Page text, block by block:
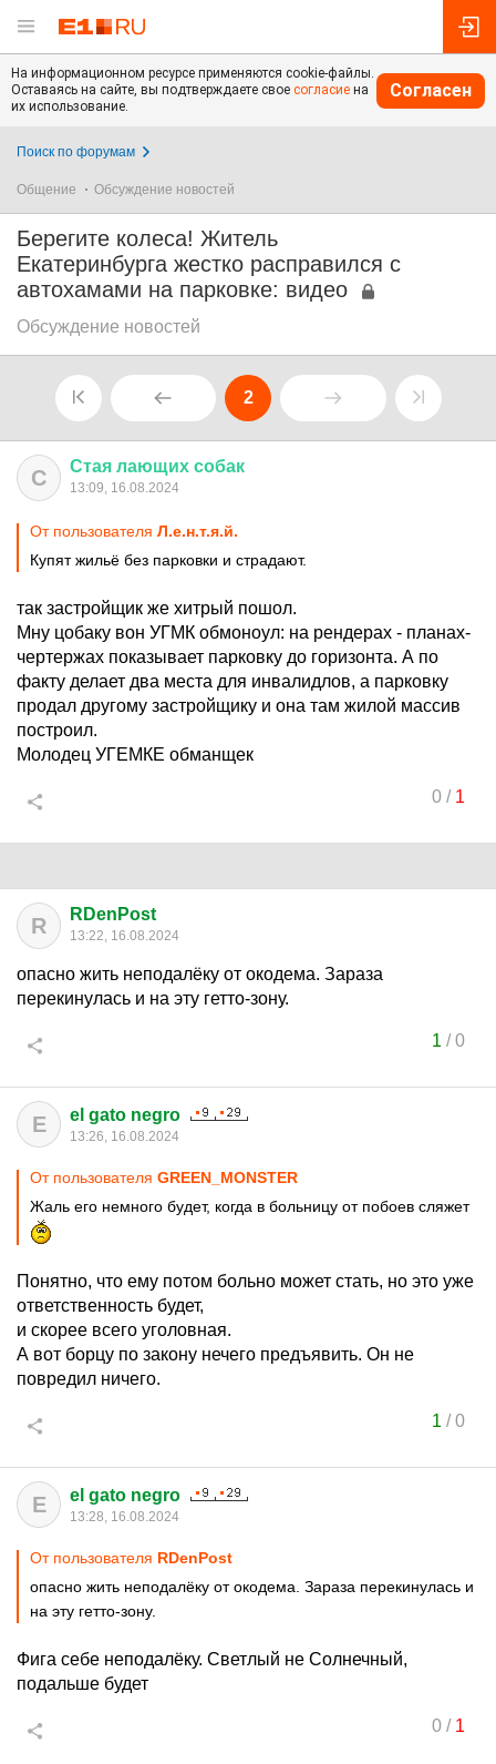
На информационном ресурсе применяются cookie-файлы.
Оставаясь на сайте, вы подтверждаете свое согласие на
их использование.
Согласен
Поиск по форумам
Общение Обсуждение новостей
Берегите колеса! Житель
Екатеринбурга жестко расправился с
автохамами на парковке: видео
Обсуждение новостей
2
С Стая лающих собак
13:09, 16.08.2024
От пользователя Л.е.н.т.я.й.
Купят жильё без парковки и страдают.
так застройщик же хитрый пошол.
Мну цобаку вон УГМК обмоноул: на рендерах - планах-
чертержах показывает парковку до горизонта. А по
факту делает два места для инвалидлов, а парковку
продал другому застройщику и она там жилой массив
построил.
Молодец УГЕМКЕ обманщек
0/ 1
R RDenPost
13:22, 16.08.2024
опасно жить неподалёку от окодема. Зараза
перекинулась и на эту гетто-зону.
1 /0
E el gato negro
13:26, 16.08.2024
От пользователя GREEN_MONSTER
Жаль его немного будет, когда в больницу от побоев сляжет
Понятно, что ему потом больно может стать, но это уже
ответственность будет,
и скорее всего уголовная.
А вот борцу по закону нечего предъявить. Он не
повредил ничего.
1 /0
E el gato negro
13:28, 16.08.2024
От пользователя RDenPost
опасно жить неподалёку от окодема. Зараза перекинулась и
на эту гетто-зону.
Фига себе неподалёку. Светлый не Солнечный,
подальше будет
0/ 1